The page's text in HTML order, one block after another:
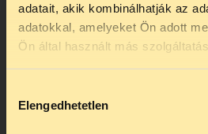
adatait, akik kombinálhatják az
adatokkal, amelyeket Ön adott
Ön által használt más
kiválasztása
Elengedhetetlen
veszélyt jelenthet,
órák keretében.
A javaslat arra is
miniszter, hogy
előrehaladású
résztvevő tanulóknak
TELEFONOS
SZÜNET!
hogytelefonos